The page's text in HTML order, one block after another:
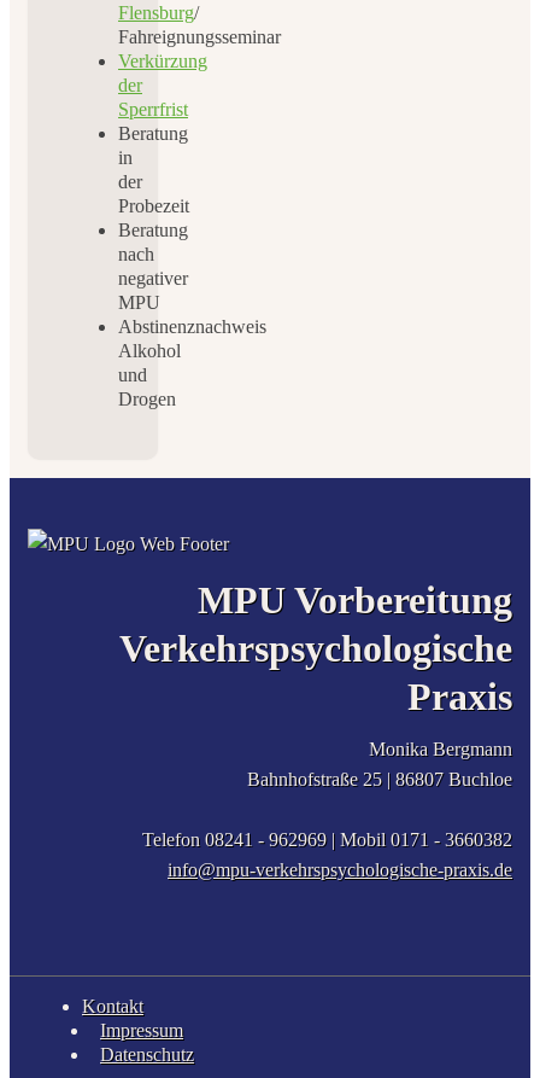
Flensburg/
Fahreignungsseminar
Verkürzung
der
Sperrfrist
Beratung
in
der
Probezeit
Beratung
nach
negativer
MPU
Abstinenznachweis
Alkohol
und
Drogen
MPU Vorbereitung
Verkehrspsychologische
Praxis
Monika Bergmann
Bahnhofstraße 25 | 86807Buchloe
Telefon 08241 - 962969| Mobil 0171 - 3660382
info@mpu-verkehrspsychologische-praxis.de
Kontakt
Impressum
Datenschutz